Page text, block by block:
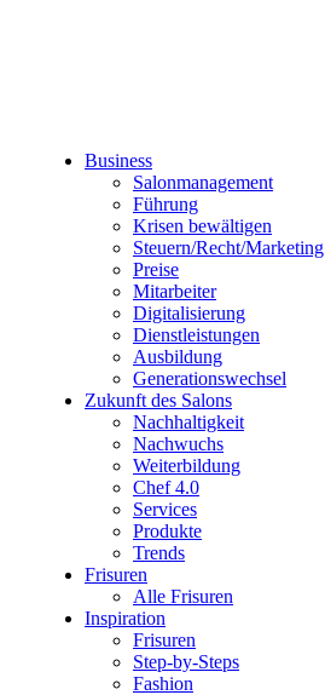
Business
Salonmanagement
Führung
Krisen bewältigen
Steuern/Recht/Marketing
Preise
Mitarbeiter
Digitalisierung
Dienstleistungen
Ausbildung
Generationswechsel
Zukunft des Salons
Nachhaltigkeit
Nachwuchs
Weiterbildung
Chef 4.0
Services
Produkte
Trends
Frisuren
Alle Frisuren
Inspiration
Frisuren
Step-by-Steps
Fashion